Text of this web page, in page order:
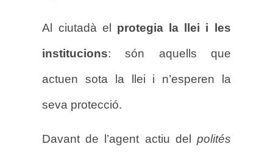
Al ciutadà el protegia la llei i les
institucions: són aquells que
actuen sota la llei i n’esperen la
seva protecció.
Davant de l’agent actiu del polités